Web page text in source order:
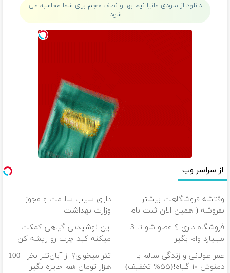
دانلود از ملودی مانیا نیم بها و نصف حجم برای شما محاسبه می
شود.
از سراسر وب
وقتشه فروشگاهت بیشتر
بفروشه ( همین الان ثبت نام
کن )
دارای سیب سلامت و مجوز
وزارت بهداشت
فروشگاه داری ؟ عضو شو تا 3
میلیارد وام بگیر
این نوشیدنی گیاهی کمکت
میکنه کبد چرب رو ریشه کن
عمر طولانی و زندگی سالم با
دمنوش ۱۰ گیاه!(۵۵% تخفیف)
تتر میخوای؟ از آبان‌تتر بخر | 100
هزار تومان هم جایزه بگیر